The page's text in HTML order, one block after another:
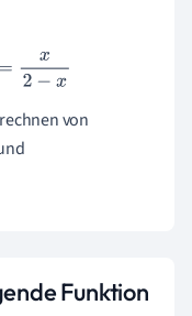
=x2 −x
von
Funktion